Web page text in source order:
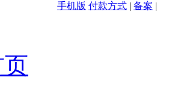
手机版 付款方式 | 备案 |
页